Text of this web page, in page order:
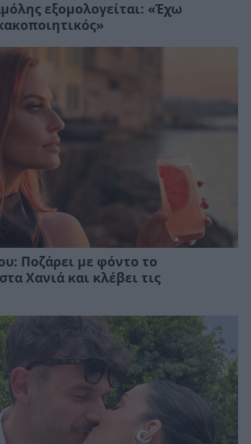
εξομολογείται: «Έχω
Ποζάρει με φόντο το
Χανιά και κλέβει τις